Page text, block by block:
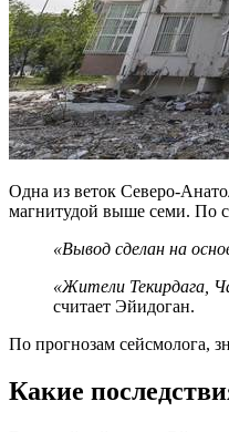
Одна из веток Северо-
магнитудой выше семи. По
«Вывод сделан на
«Жители Текирдага,
считает Эйидоган.
По прогнозам сейсмолога,
Какие